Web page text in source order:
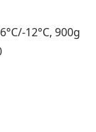
12°C, 900g